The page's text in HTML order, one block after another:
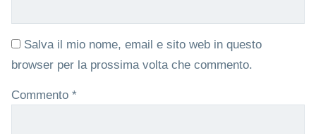
Salva il mio nome, email e sito web in questo
browser per la prossima volta che commento.
Commento *